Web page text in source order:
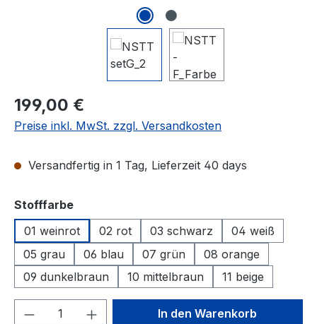
199,00 €
Preise inkl. MwSt. zzgl. Versandkosten
Versandfertig in 1 Tag, Lieferzeit 40 days
Stofffarbeauswählen
01 weinrot
02 rot 03 schwarz
04 weiß
05 grau
06 blau 07 grün
08 orange
09 dunkelbraun
10 mittelbraun 11 beige
Produkt Anzahl: Gib denIn den Warenkorb